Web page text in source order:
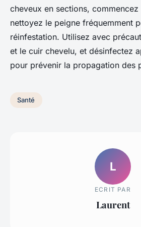
cheveux en sections,
nettoyez le peigne fréquemment
réinfestation. Utilisez avec
et le cuir chevelu, et désinfectez
pour prévenir la propagation des
Santé
L
ECRIT PAR
Laurent